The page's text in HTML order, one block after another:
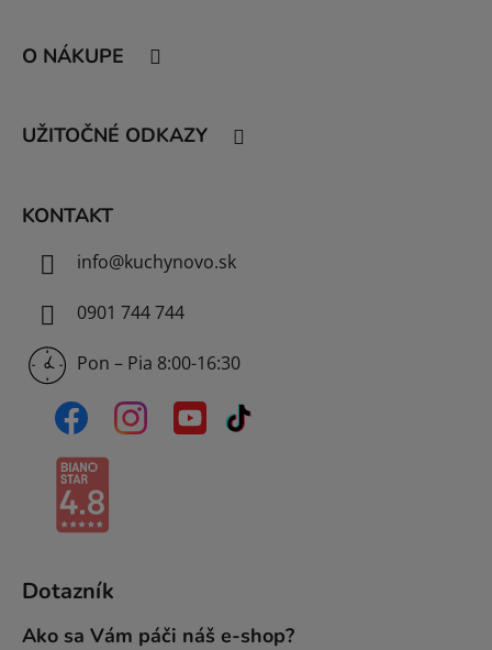
O NÁKUPE
UŽITOČNÉ ODKAZY
KONTAKT
info@kuchynovo.sk
0901 744 744
Pon – Pia 8:00-16:30
Dotazník
Ako sa Vám páči náš e-shop?